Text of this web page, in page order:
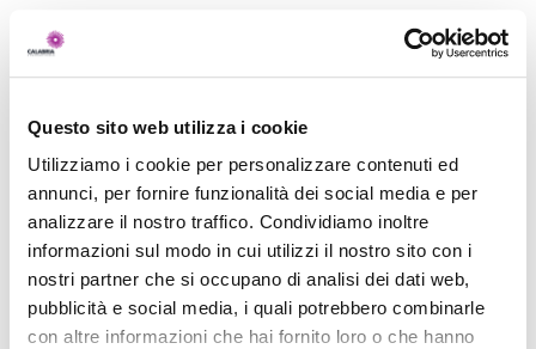
Questo sito web utilizza i cookie
Utilizziamo i cookie per personalizzare contenuti ed
annunci, per fornire funzionalità dei social media e per
analizzare il nostro traffico. Condividiamo inoltre
informazioni sul modo in cui utilizzi il nostro sito con i
nostri partner che si occupano di analisi dei dati web,
pubblicità e social media, i quali potrebbero combinarle
con altre informazioni che hai fornito loro o che hanno